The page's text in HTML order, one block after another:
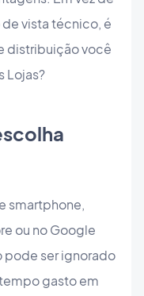
vista técnico, é
distribuição você
Lojas?
smartphone,
ou no Google
pode ser ignorado
gasto em